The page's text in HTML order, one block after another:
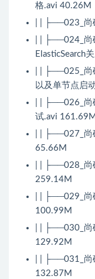
格.avi 40.26M
| | ├──023_尚
| | ├──024_尚
ElasticSearch
| | ├──025_尚
以及单节点启
| | ├──026_尚
试.avi 161.69M
| | ├──027_尚
65.66M
| | ├──028_尚
259.14M
| | ├──029_尚
100.99M
| | ├──030_尚
129.92M
| | ├──031_尚
132.87M